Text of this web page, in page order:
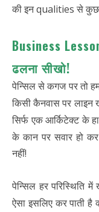
की इन qualities से
Business
ढलना सीखो!
पेन्सिल से कगज पर तो
किसी कैनवास पर लाइन
सिर्फ एक आर्किटेक्ट के
के कान पर सवार हो
नहीं!
पेन्सिल हर परिस्थिति
ऐसा इसलिए कर पाती है